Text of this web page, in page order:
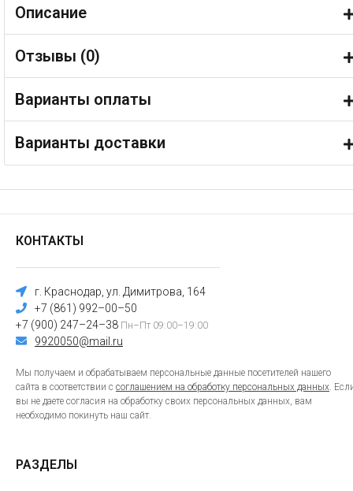
Описание
Отзывы (0)
Варианты оплаты
Варианты доставки
КОНТАКТЫ
г. Краснодар, ул. Димитрова, 164
+7 (861) 992–00–50
+7 (900) 247–24–38 Пн–Пт 09:00–19:00
9920050@mail.ru
Мы получаем и обрабатываем персональные данные посетителей нашего
сайта в соответствии с соглашением на обработку персональных данных.
вы не даете согласия на обработку своих персональных данных, вам
необходимо покинуть наш сайт.
РАЗДЕЛЫ